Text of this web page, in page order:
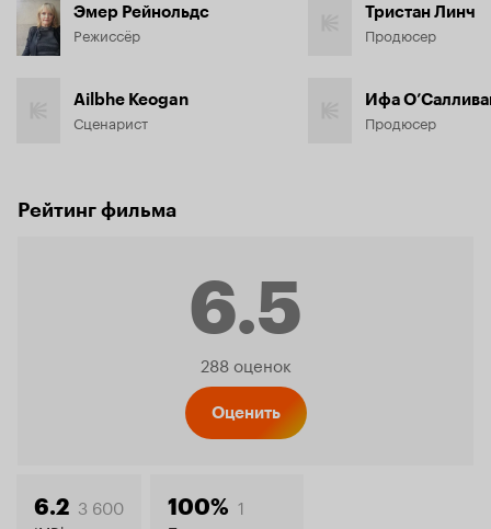
Эмер Рейнольдс
Режиссёр
Ailbhe Keogan
Сценарист
Тристан Линч
Продюсер
Ифа
Продюсер
Рейтинг фильма
6.5
Рейтинг
288 оценок
Оценить
6.2 3 600 100% 1